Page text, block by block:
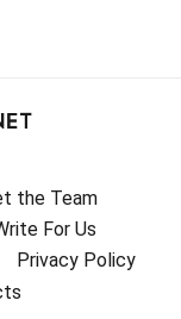
the Team
For Us
Privacy Policy